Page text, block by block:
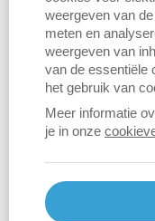
Naar het
kinderopvang(pdf).
Contact
Sociaal Huis
052 36 92 10
weergeven van
meten en
weergeven van
van de essentiële
het gebruik van
Meer informatie
je in onze